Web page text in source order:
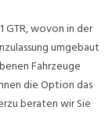
GTR, wovon in der
umgebaut
Fahrzeuge
die Option das
beraten wir Sie